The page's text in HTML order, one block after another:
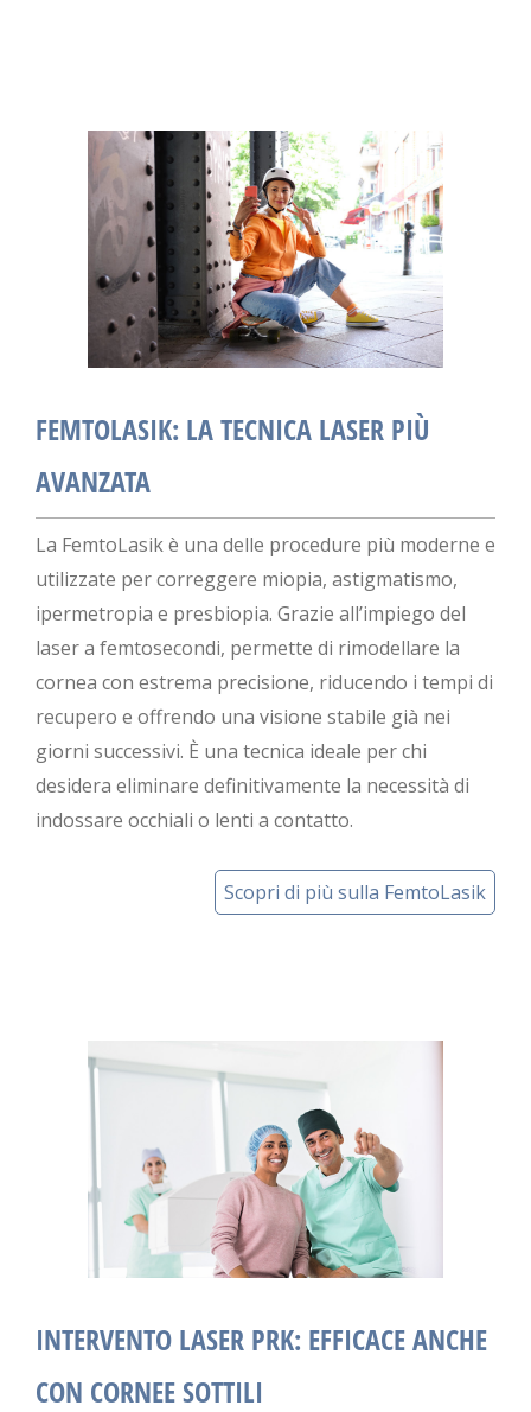
FEMTOLASIK: LA TECNICA LASER PIÙ
AVANZATA
La FemtoLasik è una delle procedure più moderne e
utilizzate per correggere miopia, astigmatismo,
ipermetropia e presbiopia. Grazie all’impiego del
laser a femtosecondi, permette di rimodellare la
cornea con estrema precisione, riducendo i tempi di
recupero e offrendo una visione stabile già nei
giorni successivi. È una tecnica ideale per chi
desidera eliminare definitivamente la necessità di
indossare occhiali o lenti a contatto.
Scopri di più sulla FemtoLasik
INTERVENTO LASER PRK: EFFICACE ANCHE
CON CORNEE SOTTILI